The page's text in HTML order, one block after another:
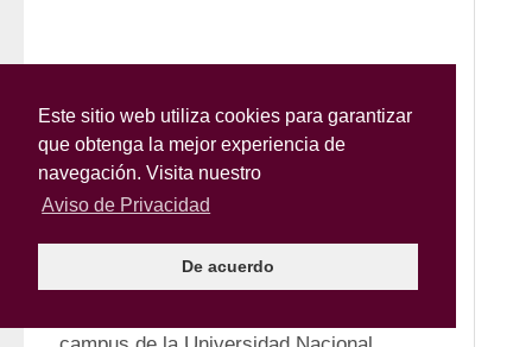
Este sitio web utiliza cookies para garantizar
que obtenga la mejor experiencia de
navegación. Visita nuestro
Aviso de Privacidad
De acuerdo
Main Text
A partir de los años noventa, pero sobre
todo desde la celebración de la exposición
"La era de la discrepancia. Arte y cultura
visual en México 1968-1997" (2007) y de
la construcción del Museo Universitario